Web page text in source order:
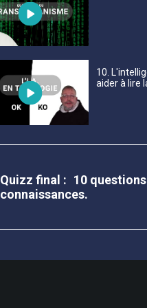
10 .
aider à lire
10
connaissances.